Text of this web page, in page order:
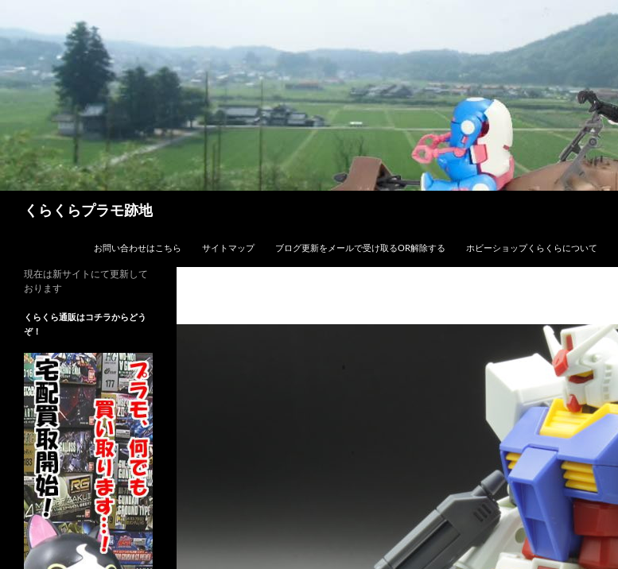
ン
テ
ツ
キ
ッ
プ
くらくらプラモ跡地
お問い合わせはこちら サイトマップ ブログ更新をメールで受け取るOR解除する ホビーショップくらくらについて
現在は新サイトにて更新して
おります
くらくら通販はコチラからどう
ぞ！